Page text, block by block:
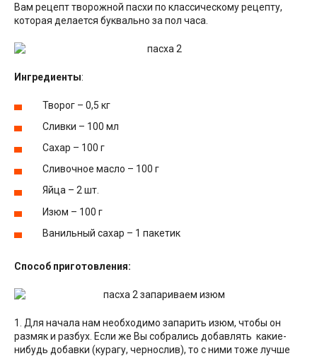
Вам рецепт творожной пасхи по классическому рецепту,
которая делается буквально за пол часа.
Ингредиенты:
Творог – 0,5 кг
Сливки – 100 мл
Сахар – 100 г
Сливочное масло – 100 г
Яйца – 2 шт.
Изюм – 100 г
Ванильный сахар – 1 пакетик
Способ приготовления:
1. Для начала нам необходимо запарить изюм, чтобы он
размяк и разбух. Если же Вы собрались добавлять какие-
нибудь добавки (курагу, чернослив), то с ними тоже лучше